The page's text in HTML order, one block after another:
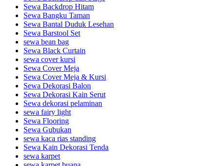
Sewa Backdrop Hitam
Sewa Bangku Taman
Sewa Bantal Duduk Lesehan
Sewa Barstool Set
sewa bean bag
Sewa Black Curtain
sewa cover kursi
Sewa Cover Meja
Sewa Cover Meja & Kursi
Sewa Dekorasi Balon
Sewa Dekorasi Kain Serut
Sewa dekorasi pelaminan
sewa fairy light
Sewa Flooring
Sewa Gubukan
sewa kaca rias standing
Sewa Kain Dekorasi Tenda
sewa karpet